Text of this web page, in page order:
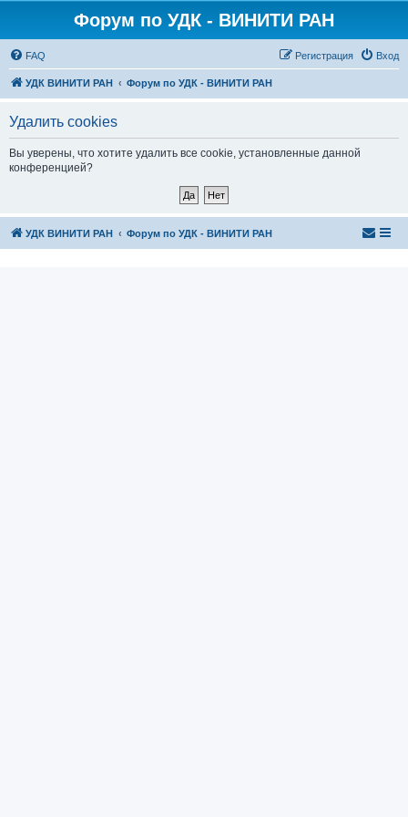
Форум по УДК - ВИНИТИ РАН
FAQ Вход
Регистрация
УДК ВИНИТИ РАН Форум по УДК - ВИНИТИ РАН
Удалить cookies
Вы уверены, что хотите удалить все cookie, установленные данной
конференцией?
УДК ВИНИТИ РАН Форум по УДК - ВИНИТИ РАН